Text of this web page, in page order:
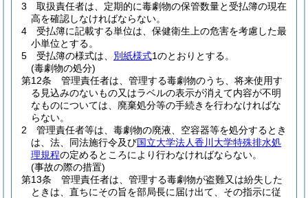
3
取扱責任者は、定期的に毒劇物の保管数量と受払簿の現在
高を確認しなければならない。
4
受払簿に記載する単位は、保健衛生上の危害を考慮した最
小単位とする。
5
受払簿の様式は、 別紙様式1のとおりとする。
(毒劇物の処分)
第12条
管理責任者は、管理する毒劇物のうち、将来使用す
る見込みのないもの又はラベルの表示が消えて内容が不明
なものについては、廃棄処分等の手続きを行わなければな
らない。
2
管理責任者等は、毒劇物の廃液、空容器等を処分するとき
は、法、同法施行令及び国立大学法人香川大学特殊排水処
理規程の定めるところにより行わなければならない。
(事故の際の措置)
第13条
管理責任者は、管理する毒劇物が盗難又は紛失した
ときは、直ちにその旨を部局長に届け出て、その指示に従